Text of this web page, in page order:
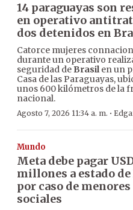
14 paraguayas son
en operativo
dos detenidos en
Catorce mujeres
durante un operativo
seguridad de Brasilen un
Casa de las Paraguayas,
unos 600 kilómetros de la
nacional.
Agosto 7, 2026 11:34 a. m. ·
Mundo
Meta debe pagar
millones a estado de
por caso de menores
sociales